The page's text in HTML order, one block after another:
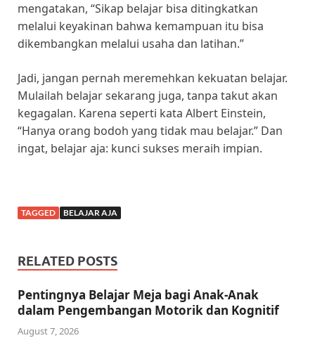
mengatakan, “Sikap belajar bisa ditingkatkan
melalui keyakinan bahwa kemampuan itu bisa
dikembangkan melalui usaha dan latihan.”
Jadi, jangan pernah meremehkan kekuatan belajar.
Mulailah belajar sekarang juga, tanpa takut akan
kegagalan. Karena seperti kata Albert Einstein,
“Hanya orang bodoh yang tidak mau belajar.” Dan
ingat, belajar aja: kunci sukses meraih impian.
TAGGED BELAJAR AJA
RELATED POSTS
Pentingnya Belajar Meja bagi Anak-Anak
dalam Pengembangan Motorik dan Kognitif
August 7, 2026